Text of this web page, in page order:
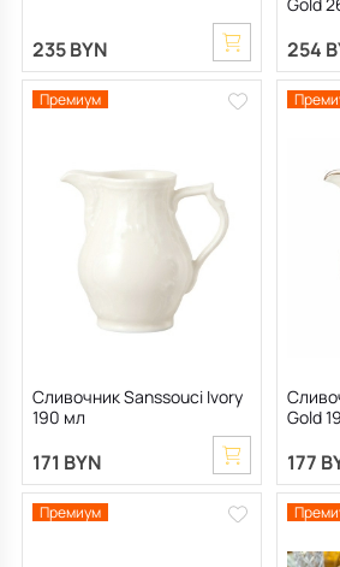
235 BYN 254
Премиум
Сливочник Sanssouci Ivory
190 мл
171 BYN
Gold
177
Премиум